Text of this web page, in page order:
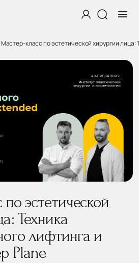
Мастер-класс по эстетической хирургии лица:
эстетической
Техника
лифтинга и
Plane